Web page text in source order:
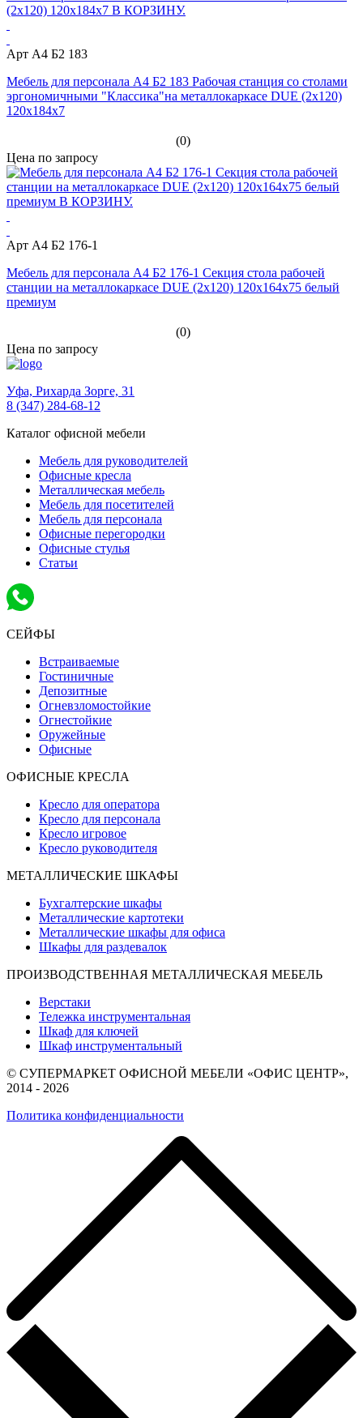
Арт A4 Б2 183
Мебель для персонала A4 Б2 183 Рабочая станция со столами
эргономичными "Классика"на металлокаркасе DUE (2х120)
120x184x7
(0)
Цена по запросу
Арт A4 Б2 176-1
Мебель для персонала A4 Б2 176-1 Секция стола рабочей
станции на металлокаркасе DUE (2х120) 120x164x75 белый
премиум
(0)
Цена по запросу
Уфа, Рихарда Зорге, 31
8 (347) 284-68-12
Каталог офисной мебели
Мебель для руководителей
Офисные кресла
Металлическая мебель
Мебель для посетителей
Мебель для персонала
Офисные перегородки
Офисные стулья
Статьи
СЕЙФЫ
Встраиваемые
Гостиничные
Депозитные
Огневзломостойкие
Огнестойкие
Оружейные
Офисные
ОФИСНЫЕ КРЕСЛА
Кресло для оператора
Кресло для персонала
Кресло игровое
Кресло руководителя
МЕТАЛЛИЧЕСКИЕ ШКАФЫ
Бухгалтерские шкафы
Металлические картотеки
Металлические шкафы для офиса
Шкафы для раздевалок
ПРОИЗВОДСТВЕННАЯ МЕТАЛЛИЧЕСКАЯ МЕБЕЛЬ
Верстаки
Тележка инструментальная
Шкаф для ключей
Шкаф инструментальный
© СУПЕРМАРКЕТ ОФИСНОЙ МЕБЕЛИ «ОФИС ЦЕНТР»,
2014 - 2026
Политика конфиденциальности